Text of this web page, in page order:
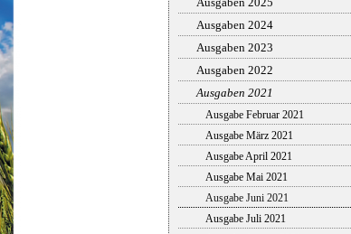
Ausgaben 2024
Ausgaben 2023
Ausgaben 2022
Ausgaben 2021
Ausgabe Februar 2021
Ausgabe März 2021
Ausgabe April 2021
Ausgabe Mai 2021
Ausgabe Juni 2021
Ausgabe Juli 2021